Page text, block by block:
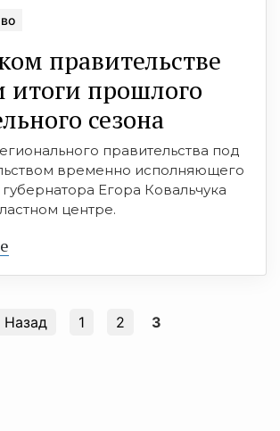
правительстве
итоги прошлого
сезона
правительства под
временно исполняющего
Егора Ковальчука
центре.
Назад 1 2 3